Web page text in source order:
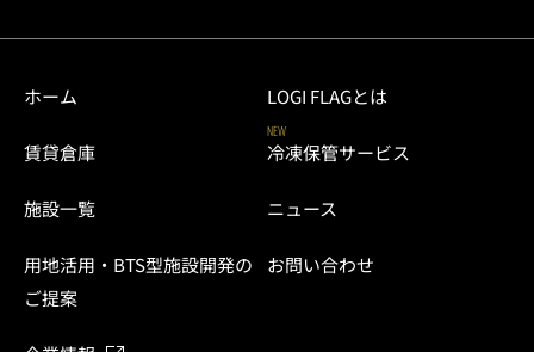
ホーム LOGI FLAGとは
賃貸倉庫
NEW
冷凍保管サービス
施設一覧 ニュース
用地活用・BTS型施設開発の
ご提案
お問い合わせ